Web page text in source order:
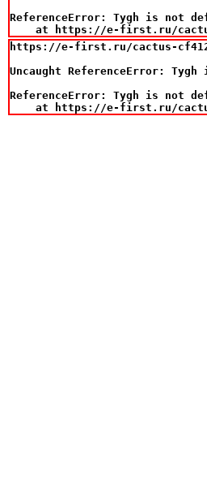
ReferenceError: Tygh is not
at https://e-first.ru/
https://e-first.ru/cactus-cf412a-
Uncaught ReferenceError:
ReferenceError: Tygh is not
at https://e-first.ru/